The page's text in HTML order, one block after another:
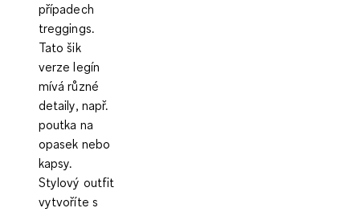
případech
treggings.
Tato šik
verze legín
mívá různé
detaily, např.
poutka na
opasek nebo
kapsy.
Stylový outfit
vytvoříte s